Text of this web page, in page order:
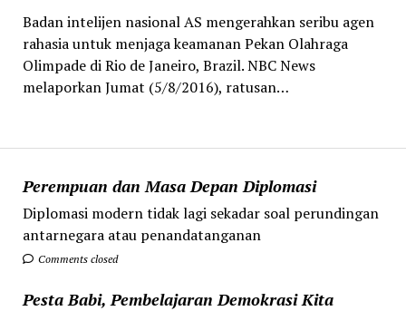
Perempuan dan Masa Depan Diplomasi
Diplomasi modern tidak lagi sekadar soal perundingan
antarnegara atau penandatanganan
Comments closed
Pesta Babi, Pembelajaran Demokrasi Kita
Badan intelijen nasional AS mengerahkan seribu agen
rahasia untuk menjaga keamanan Pekan Olahraga
Olimpade di Rio de Janeiro, Brazil. NBC News
melaporkan Jumat (5/8/2016), ratusan…